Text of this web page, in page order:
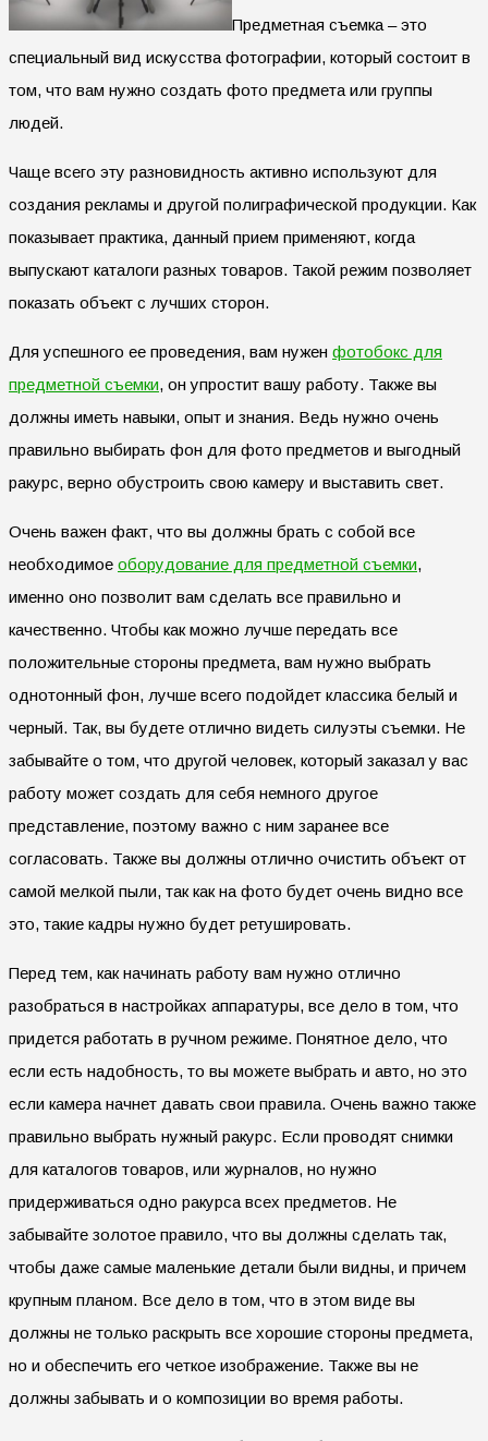
Предметная съемка – это
специальный вид искусства фотографии, который состоит в
том, что вам нужно создать фото предмета или группы
людей.
Чаще всего эту разновидность активно используют для
создания рекламы и другой полиграфической продукции. Как
показывает практика, данный прием применяют, когда
выпускают каталоги разных товаров. Такой режим позволяет
показать объект с лучших сторон.
Для успешного ее проведения, вам нужен фотобокс для
предметной съемки, он упростит вашу работу. Также вы
должны иметь навыки, опыт и знания. Ведь нужно очень
правильно выбирать фон для фото предметов и выгодный
ракурс, верно обустроить свою камеру и выставить свет.
Очень важен факт, что вы должны брать с собой все
необходимое оборудование для предметной съемки,
именно оно позволит вам сделать все правильно и
качественно. Чтобы как можно лучше передать все
положительные стороны предмета, вам нужно выбрать
однотонный фон, лучше всего подойдет классика белый и
черный. Так, вы будете отлично видеть силуэты съемки. Не
забывайте о том, что другой человек, который заказал у вас
работу может создать для себя немного другое
представление, поэтому важно с ним заранее все
согласовать. Также вы должны отлично очистить объект от
самой мелкой пыли, так как на фото будет очень видно все
это, такие кадры нужно будет ретушировать.
Перед тем, как начинать работу вам нужно отлично
разобраться в настройках аппаратуры, все дело в том, что
придется работать в ручном режиме. Понятное дело, что
если есть надобность, то вы можете выбрать и авто, но это
если камера начнет давать свои правила. Очень важно также
правильно выбрать нужный ракурс. Если проводят снимки
для каталогов товаров, или журналов, но нужно
придерживаться одно ракурса всех предметов. Не
забывайте золотое правило, что вы должны сделать так,
чтобы даже самые маленькие детали были видны, и причем
крупным планом. Все дело в том, что в этом виде вы
должны не только раскрыть все хорошие стороны предмета,
но и обеспечить его четкое изображение. Также вы не
должны забывать и о композиции во время работы.